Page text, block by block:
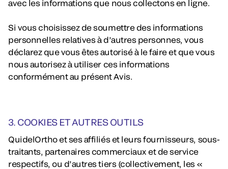
avec les informations que nous collectons en ligne.
Si vous choisissez de soumettre des informations
personnelles relatives à d’autres personnes, vous
déclarez que vous êtes autorisé à le faire et que vous
nous autorisez à utiliser ces informations
conformément au présent Avis.
3. COOKIES ET AUTRES OUTILS
QuidelOrtho et ses affiliés et leurs fournisseurs, sous-
traitants, partenaires commerciaux et de service
respectifs, ou d’autres tiers (collectivement, les «